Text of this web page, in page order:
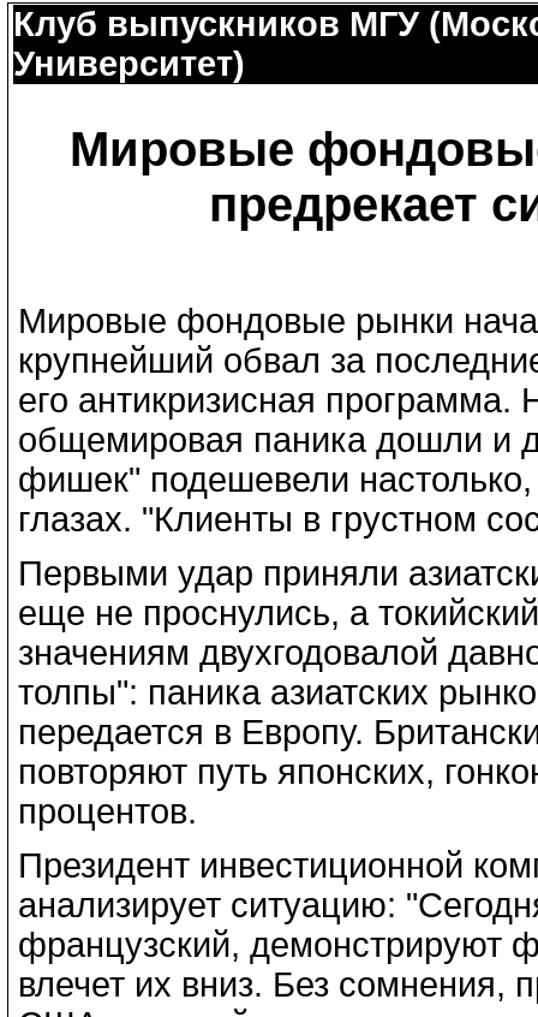
Клуб выпускников МГУ
Университет)
Мировые
предрекает
Мировые фондовые рынки
крупнейший обвал за
его антикризисная
общемировая паника дошли и
фишек" подешевели
глазах. "Клиенты в грустном
Первыми удар приняли
еще не проснулись, а
значениям двухгодовалой
толпы": паника азиатских
передается в Европу.
повторяют путь японских,
процентов.
Президент инвестиционной
анализирует ситуацию:
французский, демонстрируют
влечет их вниз. Без сомнения,